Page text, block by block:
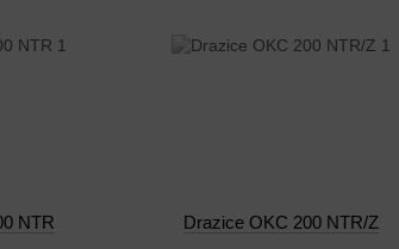
NTR
Drazice OKC 200 NTR/Z